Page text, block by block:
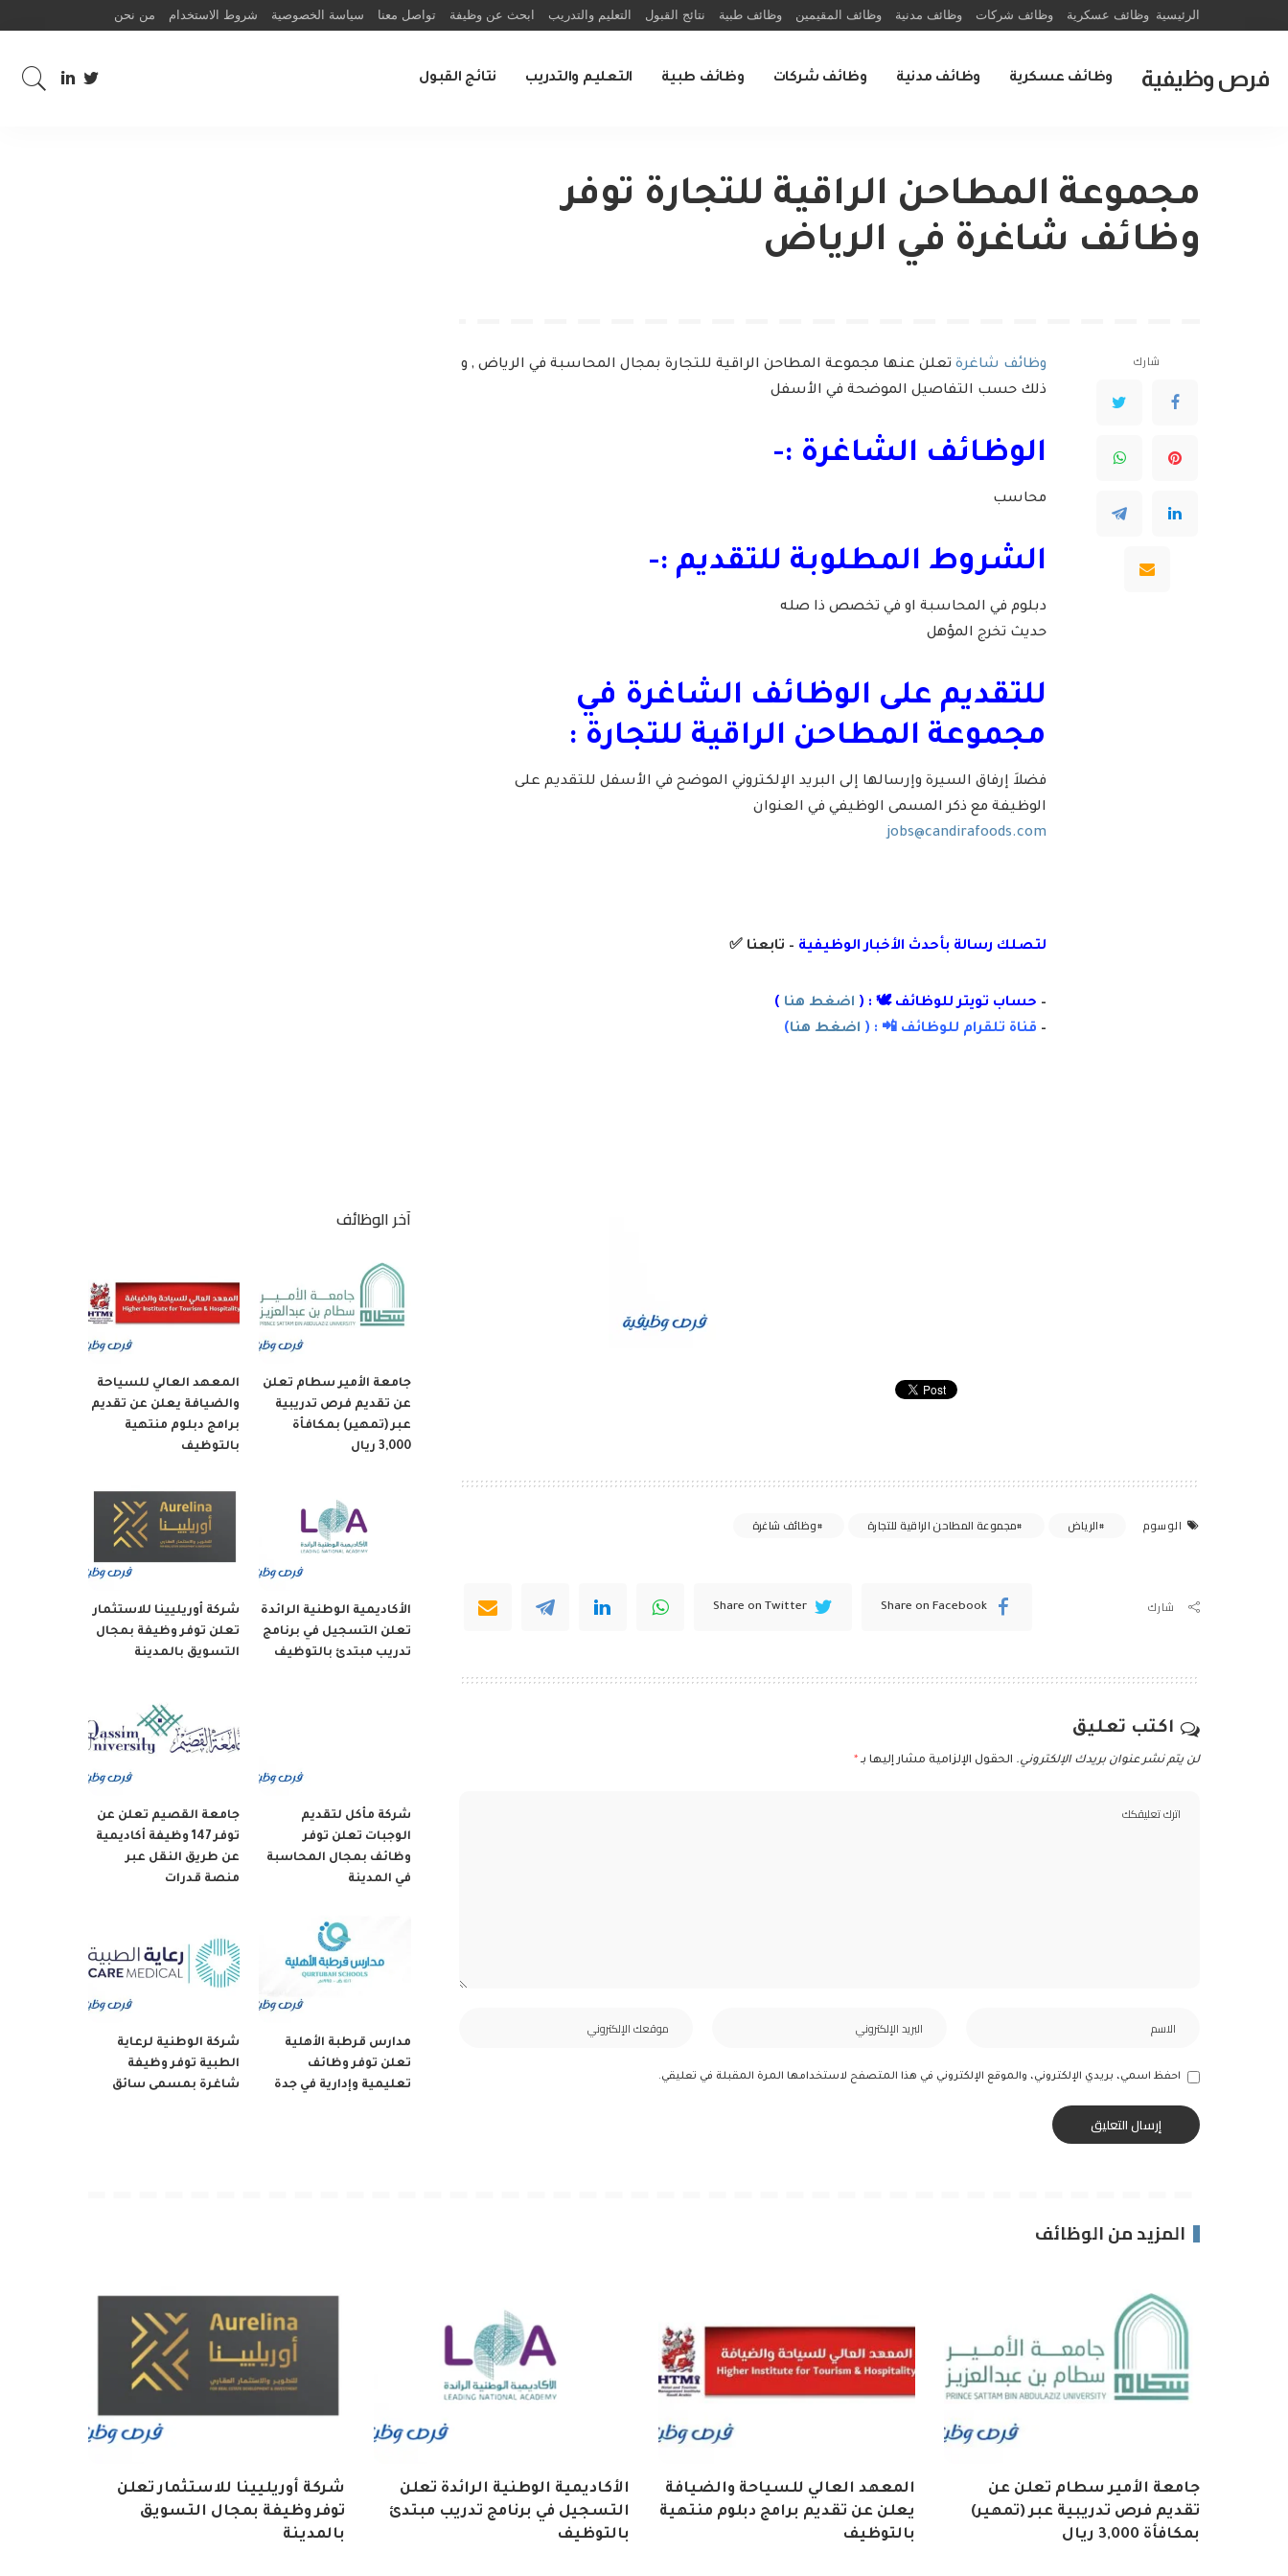
الرئيسية وظائف عسكرية وظائف شركات وظائف مدنية وظائف المقيمين وظائف طبية نتائج القبول التعليم والتدريب ابحث عن وظيفة تواصل معنا سياسة الخصوصية شروط الاستخدام من نحن
فرص وظيفية وظائف عسكرية وظائف مدنية وظائف شركات وظائف طبية التعليم والتدريب نتائج القبول
مجموعة المطاحن الراقية للتجارة توفر
وظائف شاغرة في الرياض
شارك وظائف شاغرة تعلن عنها مجموعة المطاحن الراقية للتجارة بمجال المحاسبة في الرياض , و
ذلك حسب التفاصيل الموضحة في الأسفل
الوظائف الشاغرة :-
محاسب
الشروط المطلوبة للتقديم :-
دبلوم في المحاسبة او في تخصص ذا صله
حديث تخرج المؤهل
للتقديم على الوظائف الشاغرة في
مجموعة المطاحن الراقية للتجارة :
فضلاَ إرفاق السيرة وإرسالها إلى البريد الإلكتروني الموضح في الأسفل للتقديم على
الوظيفة مع ذكر المسمى الوظيفي في العنوان
jobs@candirafoods.com
لتصلك رسالة بأحدث الأخبار الوظيفية – تابعنا ✅
– حساب تويتر للوظائف 🕊 : ( اضغط هنا )
– قناة تلقرام للوظائف 📲 : ( اضغط هنا)
الوسوم الرياض مجموعة المطاحن الراقية للتجارة وظائف شاغرة
شارك Share on Facebook
Share on Twitter
اكتب تعليق
لن يتم نشر عنوان بريدك الإلكتروني. الحقول الإلزامية مشار إليها بـ *
احفظ اسمي، بريدي الإلكتروني، والموقع الإلكتروني في هذا المتصفح لاستخدامها المرة المقبلة في تعليقي.
آخر الوظائف
جامعة الأمير سطام تعلن
عن تقديم فرص تدريبية
عبر (تمهير) بمكافأة
3,000 ريال
المعهد العالي للسياحة
والضيافة يعلن عن تقديم
برامج دبلوم منتهية
بالتوظيف
الأكاديمية الوطنية الرائدة
تعلن التسجيل في برنامج
تدريب مبتدئ بالتوظيف
شركة أوريليينا للاستثمار
تعلن توفر وظيفة بمجال
التسويق بالمدينة
شركة مأكل لتقديم
الوجبات تعلن توفر
وظائف بمجال المحاسبة
في المدينة
جامعة القصيم تعلن عن
توفر 147 وظيفة أكاديمية
عن طريق النقل عبر
منصة قدرات
مدارس قرطبة الأهلية
تعلن توفر وظائف
تعليمية وإدارية في جدة
شركة الوطنية لرعاية
الطبية توفر وظيفة
شاغرة بمسمى سائق
المزيد من الوظائف
جامعة الأمير سطام تعلن عن
تقديم فرص تدريبية عبر (تمهير)
بمكافأة 3,000 ريال
المعهد العالي للسياحة والضيافة
يعلن عن تقديم برامج دبلوم منتهية
بالتوظيف
الأكاديمية الوطنية الرائدة تعلن
التسجيل في برنامج تدريب مبتدئ
بالتوظيف
شركة أوريليينا للاستثمار تعلن
توفر وظيفة بمجال التسويق
بالمدينة